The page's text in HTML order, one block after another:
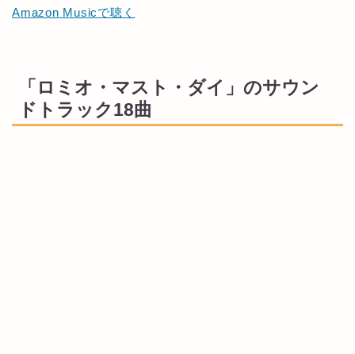
Amazon Musicで聴く
「ロミオ・マスト・ダイ」のサウン
ドトラック18曲